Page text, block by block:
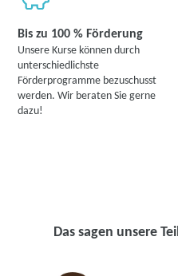
Bis zu 100 % Förderung
Unsere Kurse können durch
unterschiedlichste
Förderprogramme bezuschusst
werden. Wir beraten Sie gerne
dazu!
Das sagen unsere